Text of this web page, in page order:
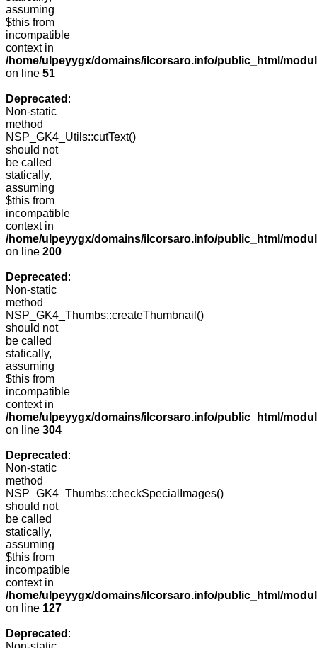
assuming
$this from
incompatible
context in
/home/ulpeyygx/domains/ilcorsaro.info/public_html/
on line 51
Deprecated :
Non-static
method
NSP_GK4_Utils::cutText()
should not
be called
statically,
assuming
$this from
incompatible
context in
/home/ulpeyygx/domains/ilcorsaro.info/public_html/
on line 200
Deprecated :
Non-static
method
NSP_GK4_Thumbs::createThumbnail()
should not
be called
statically,
assuming
$this from
incompatible
context in
/home/ulpeyygx/domains/ilcorsaro.info/public_html/
on line 304
Deprecated :
Non-static
method
NSP_GK4_Thumbs::checkSpecialImages()
should not
be called
statically,
assuming
$this from
incompatible
context in
/home/ulpeyygx/domains/ilcorsaro.info/public_html/
on line 127
Deprecated :